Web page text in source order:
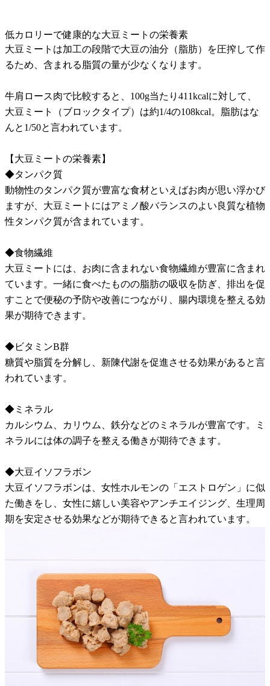
低カロリーで健康的な大豆ミートの栄養素
大豆ミートは加工の段階で大豆の油分（脂肪）を圧搾して作
るため、含まれる脂質の量が少なくなります。
牛肩ロース肉で比較すると、100g当たり411kcalに対して、
大豆ミート（ブロックタイプ）は約1/4の108kcal。脂肪はな
んと1/50と言われています。
【大豆ミートの栄養素】
◆タンパク質
動物性のタンパク質が豊富な食材といえばお肉が思い浮かび
ますが、大豆ミートにはアミノ酸バランスのよい良質な植物
性タンパク質が含まれています。
◆食物繊維
大豆ミートには、お肉に含まれない食物繊維が豊富に含まれ
ています。一緒に食べたものの脂肪の吸収を防ぎ、排出を促
すことで便秘の予防や改善につながり、腸内環境を整える効
果が期待できます。
◆ビタミンB群
糖質や脂質を分解し、新陳代謝を促進させる効果があると言
われています。
◆ミネラル
カルシウム、カリウム、鉄分などのミネラルが豊富です。ミ
ネラルには体の調子を整える働きが期待できます。
◆大豆イソフラボン
大豆イソフラボンは、女性ホルモンの「エストロゲン」に似
た働きをし、女性に嬉しい美容やアンチエイジング、生理周
期を安定させる効果などが期待できると言われています。